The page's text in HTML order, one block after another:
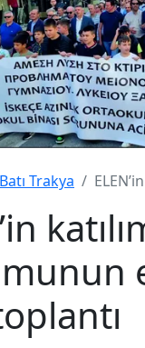
Batı Trakya